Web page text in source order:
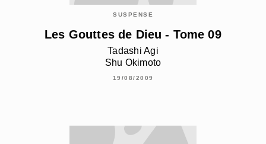
SUSPENSE
Les Gouttes de Dieu - Tome 09
Tadashi Agi
Shu Okimoto
19/08/2009